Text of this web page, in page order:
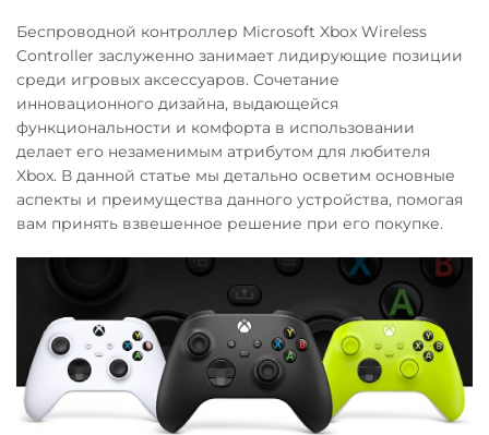
Беспроводной контроллер Microsoft Xbox Wireless
Controller заслуженно занимает лидирующие позиции
среди игровых аксессуаров. Сочетание
инновационного дизайна, выдающейся
функциональности и комфорта в использовании
делает его незаменимым атрибутом для любителя
Xbox. В данной статье мы детально осветим основные
аспекты и преимущества данного устройства, помогая
вам принять взвешенное решение при его покупке.